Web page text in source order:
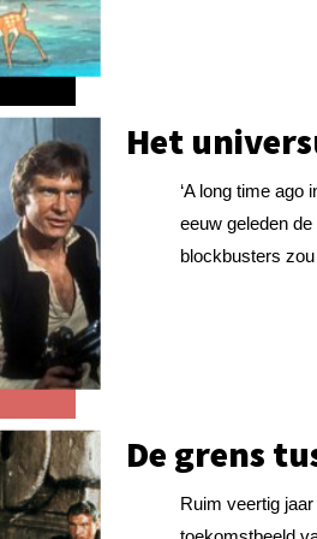
Het
‘A long time ago
eeuw geleden
blockbusters
De grens
Ruim veertig